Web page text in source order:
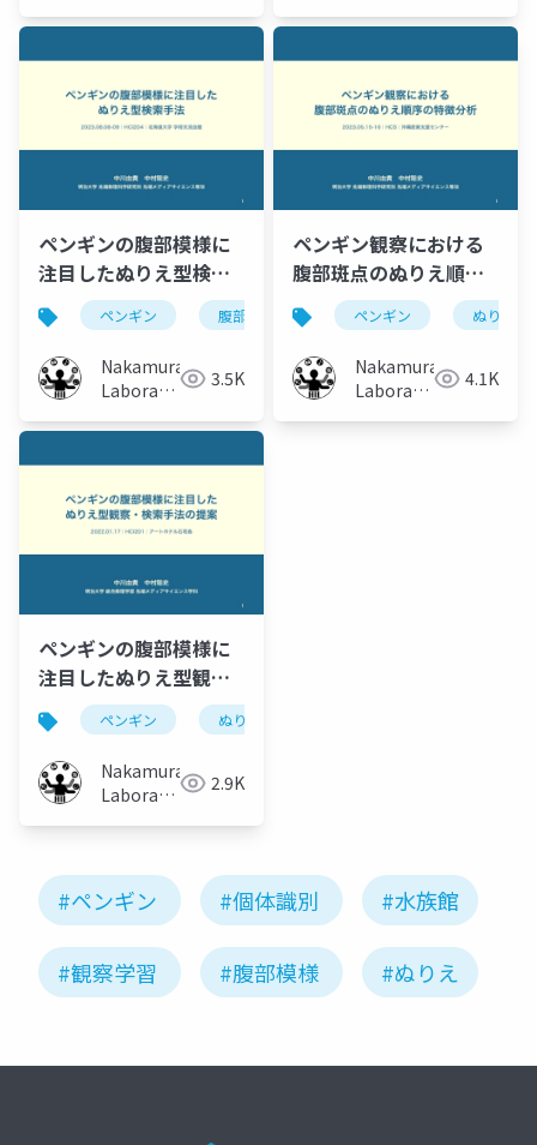
University)
University)
ペンギンの腹部模様に
注目したぬりえ型検索
手法
ペンギン 腹部模様 ぬりえ 検索
Nakamura
Laboratory
University)
3.5K
ペンギン観察における
腹部斑点のぬりえ順序
の特徴分析
ペンギン ぬりえ
Nakamura
Laboratory
4.1K
ペンギンの腹部模様に
注目したぬりえ型観
察・検索手法の提案
ペンギン ぬりえ
Nakamura
Laboratory
2.9K
#ペンギン #個体識別 #水族館
#観察学習 #腹部模様 #ぬりえ